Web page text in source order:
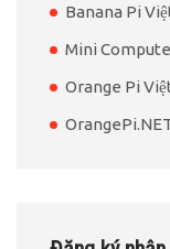
Banana Pi
Mini
Orange Pi